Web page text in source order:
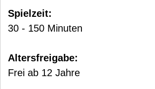
Spielzeit:
30 - 150 Minuten
Altersfreigabe:
Frei ab 12 Jahre